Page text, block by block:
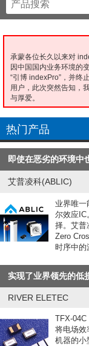
承蒙各位长久以来对
因中国国内业务环境的
“引博 indexPro”，并终
用户，此次突然告知，
与厚爱。
热门产品
即使在恶劣的环境中
艾普凌科(ABLIC)
业界唯一
尔效应IC
择。艾普
Zero
时序中的
实现了业界领先的低
RIVER ELETEC
TFX-
将电场效
机器的